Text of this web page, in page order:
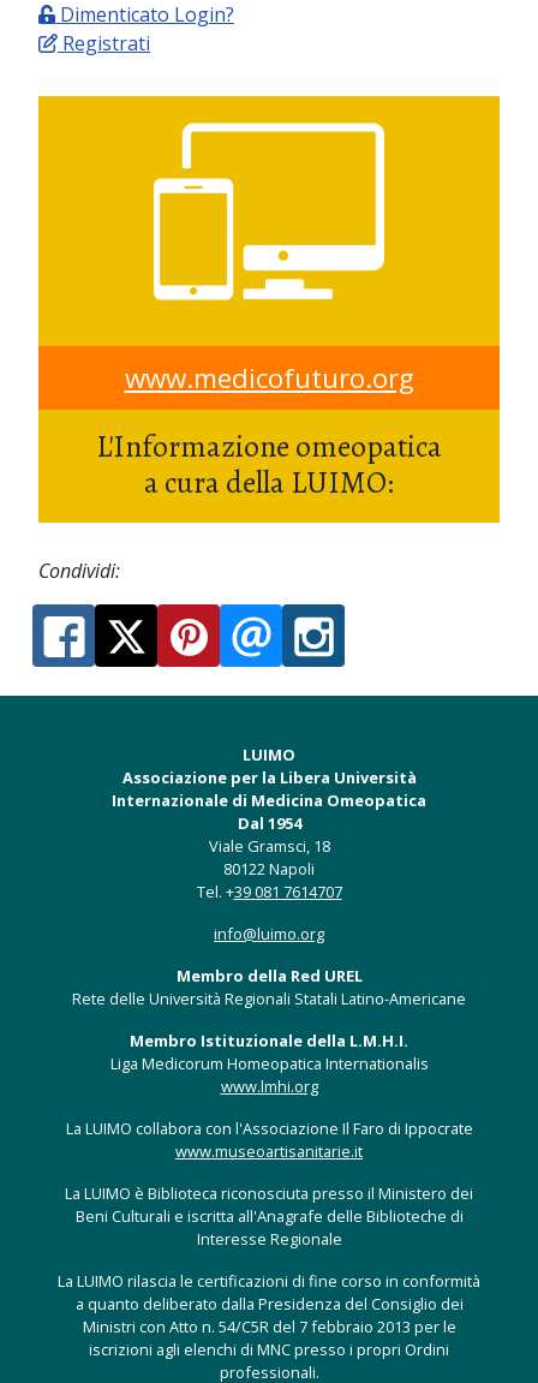
Dimenticato Login?
Registrati
www.medicofuturo.org
L'Informazione omeopatica
a cura della LUIMO:
Condividi:
LUIMO
Associazione per la Libera Università
Internazionale di Medicina Omeopatica
Dal 1954
Viale Gramsci, 18
80122 Napoli
Tel. +39 081 7614707
info@luimo.org
Membro della Red UREL
Rete delle Università Regionali Statali Latino-Americane
Membro Istituzionale della L.M.H.I.
Liga Medicorum Homeopatica Internationalis
www.lmhi.org
La LUIMO collabora con l'Associazione Il Faro di Ippocrate
www.museoartisanitarie.it
La LUIMO è Biblioteca riconosciuta presso il Ministero dei
Beni Culturali e iscritta all'Anagrafe delle Biblioteche di
Interesse Regionale
La LUIMO rilascia le certificazioni di fine corso in conformità
a quanto deliberato dalla Presidenza del Consiglio dei
Ministri con Atto n. 54/C5R del 7 febbraio 2013 per le
iscrizioni agli elenchi di MNC presso i propri Ordini
professionali.